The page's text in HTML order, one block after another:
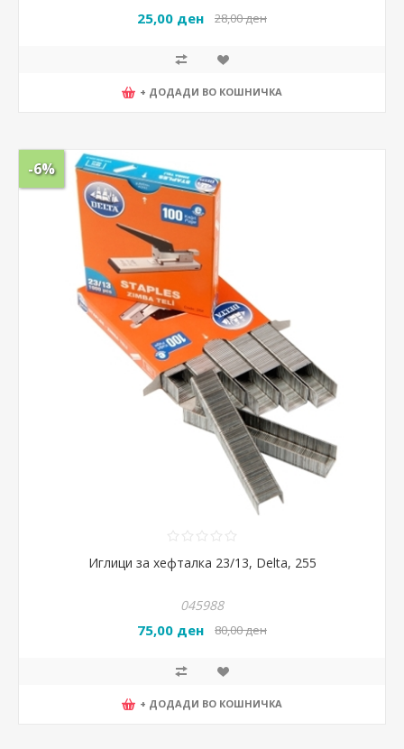
25,00 ден 28,00 ден
+ ДОДАДИ ВО КОШНИЧКА
-6%
Иглици за хефталка 23/13, Delta, 255
045988
75,00 ден 80,00 ден
+ ДОДАДИ ВО КОШНИЧКА